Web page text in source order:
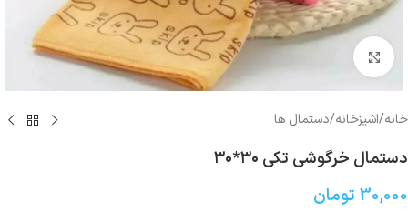
بزرگنمایی تصویر
خانه/اشپزخانه/دستمال ها
دستمال خرگوشی تکی ۳۰*۳۰
30,000 تومان